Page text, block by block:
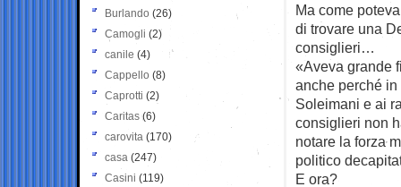
Ma come
di trovare una
consiglieri…
«Aveva grande
anche perché
Soleimani e ai
consiglieri non
notare la forza
politico
E ora?
Burlando (26)
Camogli (2)
canile (4)
Cappello (8)
Caprotti (2)
Caritas (6)
carovita (170)
casa (247)
Casini (119)